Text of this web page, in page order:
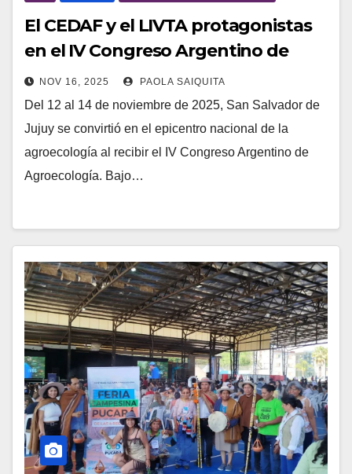
El CEDAF y el LIVTA protagonistas
en el IV Congreso Argentino de
Agroecología
NOV 16, 2025 PAOLA SAIQUITA
Del 12 al 14 de noviembre de 2025, San Salvador de
Jujuy se convirtió en el epicentro nacional de la
agroecología al recibir el IV Congreso Argentino de
Agroecología. Bajo…